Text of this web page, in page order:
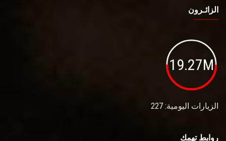
الزائـرون
19.27M
الزيارات اليومية: 227
روابط تهمك